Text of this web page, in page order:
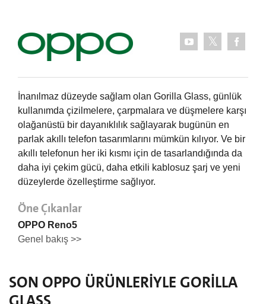
İnanılmaz düzeyde sağlam olan Gorilla Glass, günlük
kullanımda çizilmelere, çarpmalara ve düşmelere karşı
olağanüstü bir dayanıklılık sağlayarak bugünün en
parlak akıllı telefon tasarımlarını mümkün kılıyor. Ve bir
akıllı telefonun her iki kısmı için de tasarlandığında da
daha iyi çekim gücü, daha etkili kablosuz şarj ve yeni
düzeylerde özelleştirme sağlıyor.
Öne Çıkanlar
OPPO Reno5
Genel bakış >>
SON OPPO ÜRÜNLERIYLE GORILLA